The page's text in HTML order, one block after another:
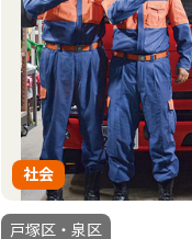
社会
戸塚区・泉区